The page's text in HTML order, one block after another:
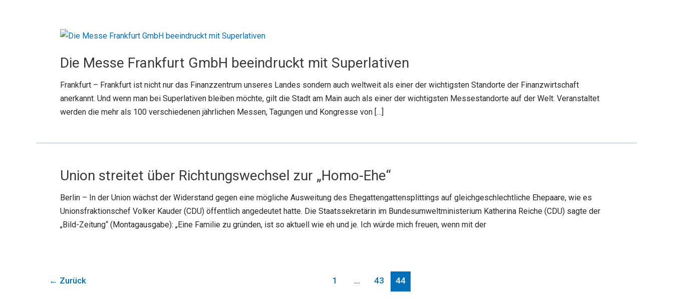
Die Messe Frankfurt GmbH beeindruckt mit Superlativen
Frankfurt – Frankfurt ist nicht nur das Finanzzentrum unseres Landes sondern auch weltweit als einer der wichtigsten Standorte der Finanzwirtschaft
anerkannt. Und wenn man bei Superlativen bleiben möchte, gilt die Stadt am Main auch als einer der wichtigsten Messestandorte auf der Welt. Veranstaltet
werden die mehr als 100 verschiedenen jährlichen Messen, Tagungen und Kongresse von […]
Union streitet über Richtungswechsel zur „Homo-Ehe“
Berlin – In der Union wächst der Widerstand gegen eine mögliche Ausweitung des Ehegattengattensplittings auf gleichgeschlechtliche Ehepaare, wie es
Unionsfraktionschef Volker Kauder (CDU) öffentlich angedeutet hatte. Die Staatssekretärin im Bundesumweltministerium Katherina Reiche (CDU) sagte der
„Bild-Zeitung“ (Montagausgabe): „Eine Familie zu gründen, ist so aktuell wie eh und je. Ich würde mich freuen, wenn mit der
← Zurück 1 … 43 44